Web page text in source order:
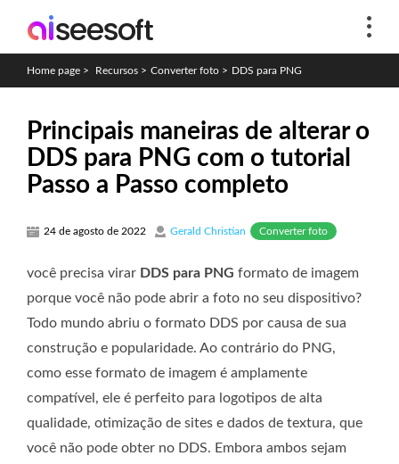
Home page > Recursos > Converter foto > DDS para PNG
Principais maneiras de alterar o
DDS para PNG com o tutorial
Passo a Passo completo
24 de agosto de 2022 Gerald Christian Converter foto
você precisa virar DDS para PNG formato de imagem
porque você não pode abrir a foto no seu dispositivo?
Todo mundo abriu o formato DDS por causa de sua
construção e popularidade. Ao contrário do PNG,
como esse formato de imagem é amplamente
compatível, ele é perfeito para logotipos de alta
qualidade, otimização de sites e dados de textura, que
você não pode obter no DDS. Embora ambos sejam